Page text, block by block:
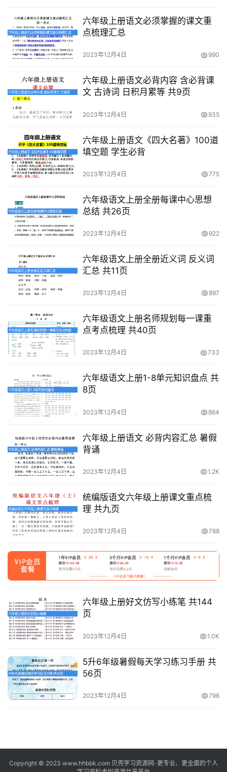
A
教
源
资
料
学
资
料
体
高
中
资
儿
童
国
启
蒙
童
英
语
启
六年级上册语文必须掌握的课文重
点梳理汇总
2023年12月4日 990
六年级上册语文必背内容 含必背课
文 古诗词 日积月累等 共9页
2023年12月4日 935
六年级上册语文《四大名著》100道
填空题 学生必背
2023年12月4日 775
六年级语文上册全册每课中心思想
总结 共26页
2023年12月4日 922
六年级语文上册全册近义词 反义词
汇总 共11页
2023年12月4日 897
六年级语文上册名师规划每一课重
点考点梳理 共40页
2023年12月4日 733
六年级语文上册1-8单元知识盘点 共
8页
2023年12月4日 864
六年级上册语文 必背内容汇总 暑假
背诵
2023年12月4日 1.2K
统编版语文六年级上册课文重点梳
理 共九页
2023年12月4日 788
六年级上册好文仿写小练笔 共144
页
2023年12月4日 1.0K
5升6年级暑假每天学习练习手册 共
56页
2023年12月4日 796
Copyright © 2023 www.hhbbk.com 贝壳学习资源网-更专业、更全面的个人